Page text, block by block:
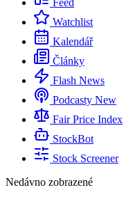
Feed
Watchlist
Kalendář
Články
Flash News
Podcasty New
Fair Price Index
StockBot
Stock Screener
Nedávno zobrazené